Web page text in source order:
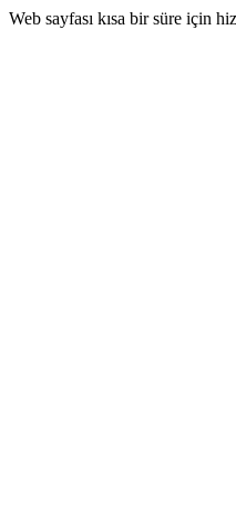
Web sayfası kısa bir süre için